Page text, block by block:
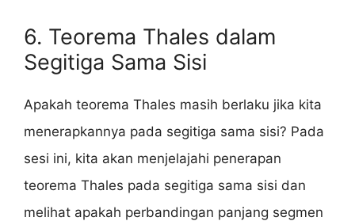
6. Teorema Thales dalam
Segitiga Sama Sisi
Apakah teorema Thales masih berlaku jika kita
menerapkannya pada segitiga sama sisi? Pada
sesi ini, kita akan menjelajahi penerapan
teorema Thales pada segitiga sama sisi dan
melihat apakah perbandingan panjang segmen